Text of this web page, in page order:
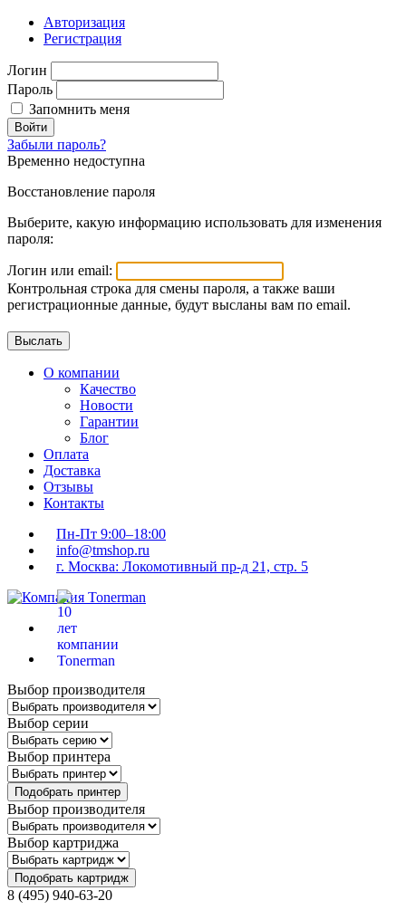
Авторизация
Регистрация
Логин
Пароль
Запомнить меня
Войти
Забыли пароль?
Временно недоступна
Восстановление пароля
Выберите, какую информацию использовать для изменения
пароля:
Логин или email:
Контрольная строка для смены пароля, а также ваши
регистрационные данные, будут высланы вам по email.
О компании
Качество
Новости
Гарантии
Блог
Оплата
Доставка
Отзывы
Контакты
Пн-Пт 9:00–18:00
info@tmshop.ru
г. Москва: Локомотивный пр-д 21, стр. 5
Выбор производителя
Выбор серии
Выбор принтера
Подобрать принтер
Выбор производителя
Выбор картриджа
Подобрать картридж
8 (495) 940-63-20